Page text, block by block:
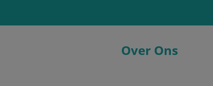
Over Ons